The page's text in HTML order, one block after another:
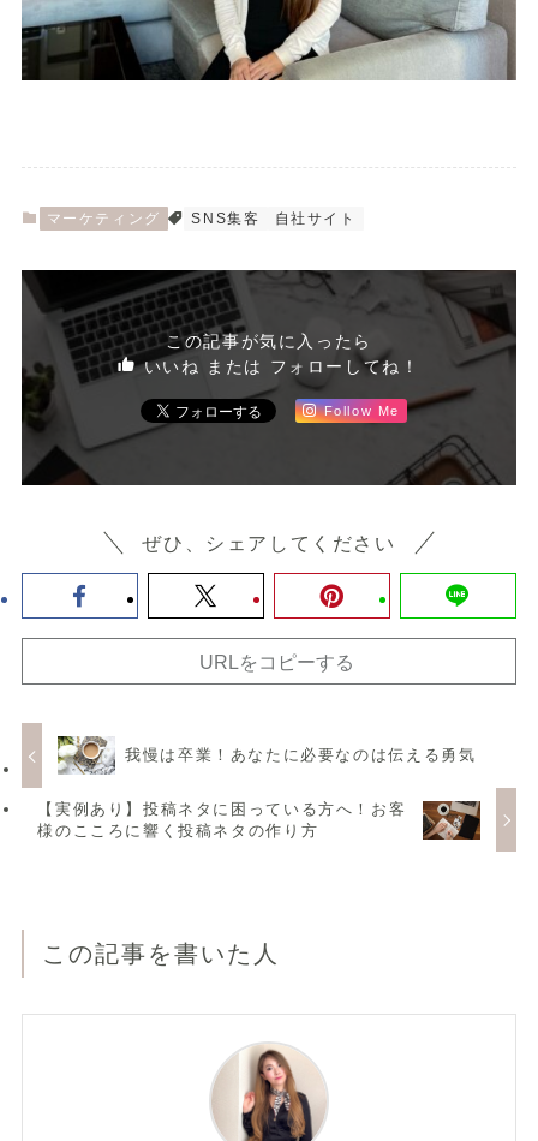
マーケティング SNS集客 自社サイト
この記事が気に入ったら
いいね または フォローしてね！
Follow Me
ぜひ、シェアしてください
URLをコピーする
我慢は卒業！あなたに必要なのは伝える勇気
【実例あり】投稿ネタに困っている方へ！お客
様のこころに響く投稿ネタの作り方
この記事を書いた人